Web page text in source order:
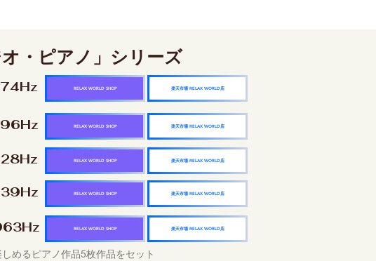
・ピアノ」シリーズ
楽天市場 RELAX WORLD店
RELAX WORLD SHOP
楽天市場 RELAX WORLD店
RELAX WORLD SHOP
楽天市場 RELAX WORLD店
RELAX WORLD SHOP
楽天市場 RELAX WORLD店
RELAX WORLD SHOP
楽天市場 RELAX WORLD店
RELAX WORLD SHOP
めるピアノ作品5枚作品をセット